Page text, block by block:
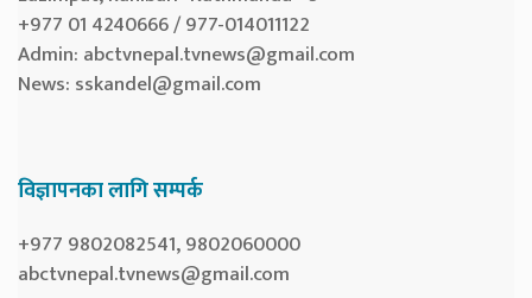
+977 01 4240666 / 977-014011122
Admin: abctvnepal.tvnews@gmail.com
News: sskandel@gmail.com
विज्ञापनका लागि सम्पर्क
+977 9802082541, 9802060000
abctvnepal.tvnews@gmail.com